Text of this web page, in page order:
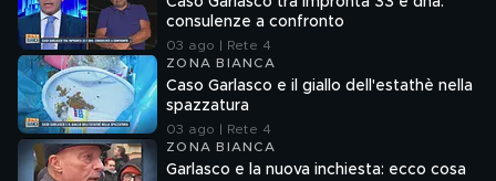
consulenze a confronto
03 ago | Rete 4
ZONA BIANCA
Caso Garlasco e il giallo dell'estathè nella
spazzatura
03 ago | Rete 4
ZONA BIANCA
Garlasco e la nuova inchiesta: ecco cosa